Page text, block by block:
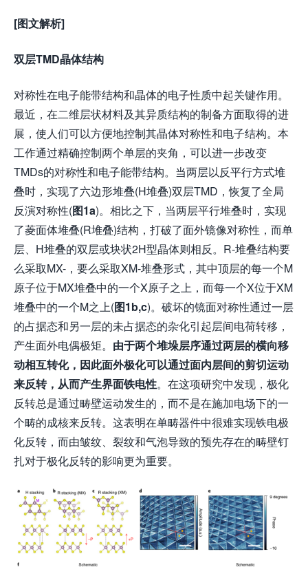
[图文解析]
双层TMD晶体结构
对称性在电子能带结构和晶体的电子性质中起关键作用。
最近，在二维层状材料及其异质结构的制备方面取得的进
展，使人们可以方便地控制其晶体对称性和电子结构。本
工作通过精确控制两个单层的夹角，可以进一步改变
TMDs的对称性和电子能带结构。当两层以反平行方式堆
叠时，实现了六边形堆叠(H堆叠)双层TMD，恢复了全局
反演对称性(图1a)。相比之下，当两层平行堆叠时，实现
了菱面体堆叠(R堆叠)结构，打破了面外镜像对称性，而单
层、H堆叠的双层或块状2H型晶体则相反。R-堆叠结构要
么采取MX-，要么采取XM-堆叠形式，其中顶层的每一个M
原子位于MX堆叠中的一个X原子之上，而每一个X位于XM
堆叠中的一个M之上(图1b,c)。破坏的镜面对称性通过一层
的占据态和另一层的未占据态的杂化引起层间电荷转移，
产生面外电偶极矩。 由于两个堆垛层序通过两层的横向移
动相互转化，因此面外极化可以通过面内层间的剪切运动
来反转，从而产生界面铁电性。在这项研究中发现，极化
反转总是通过畴壁运动发生的，而不是在施加电场下的一
个畴的成核来反转。这表明在单畴器件中很难实现铁电极
化反转，而由皱纹、裂纹和气泡导致的预先存在的畴壁钉
扎对于极化反转的影响更为重要。